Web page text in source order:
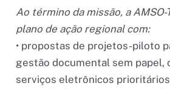
Ao término da missão, a
plano de ação regional com:
• propostas de projetos-piloto
gestão documental sem papel,
serviços eletrônicos